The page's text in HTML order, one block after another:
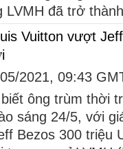
LVMH đã trở
Vuitton vượt
2021, 09:43
ông trùm thời
sáng 24/5, với
Bezos 300 triệu